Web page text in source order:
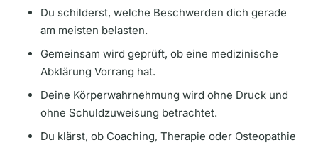
Du schilderst, welche Beschwerden dich gerade
am meisten belasten.
Gemeinsam wird geprüft, ob eine medizinische
Abklärung Vorrang hat.
Deine Körperwahrnehmung wird ohne Druck und
ohne Schuldzuweisung betrachtet.
Du klärst, ob Coaching, Therapie oder Osteopathie